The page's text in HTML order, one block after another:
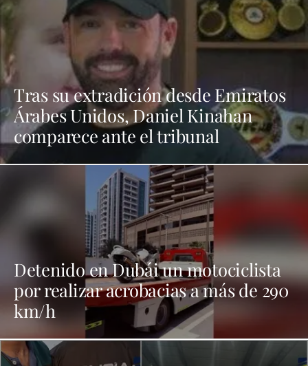
Tras su extradición desde Emiratos
Árabes Unidos, Daniel Kinahan
comparece ante el tribunal
Detenido en Dubái un motociclista
por realizar acrobacias a más de 290
km/h